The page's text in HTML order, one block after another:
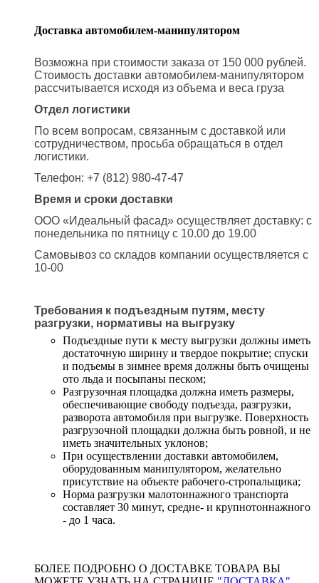
Доставка автомобилем-манипулятором
Возможна при стоимости заказа от 150 000 рублей.
Стоимость доставки автомобилем-манипулятором
рассчитывается исходя из объема и веса груза
Отдел логистики
По всем вопросам, связанным с доставкой или
сотрудничеством, просьба обращаться в отдел
логистики.
Телефон: +7 (812) 980-47-47
Время и сроки доставки
ООО «Идеальный фасад» осуществляет доставку: с
понедельника по пятницу с 10.00 до 19.00
Самовывоз со складов компании осуществляется с
10-00
Требования к подъездным путям, месту
разгрузки, нормативы на выгрузку
Подъездные пути к месту выгрузки должны иметь
достаточную ширину и твердое покрытие; спуски
и подъемы в зимнее время должны быть очищены
ото льда и посыпаны песком;
Разгрузочная площадка должна иметь размеры,
обеспечивающие свободу подъезда, разгрузки,
разворота автомобиля при выгрузке. Поверхность
разгрузочной площадки должна быть ровной, и не
иметь значительных уклонов;
При осуществлении доставки автомобилем,
оборудованным манипулятором, желательно
присутствие на объекте рабочего-стропальщика;
Норма разгрузки малотоннажного транспорта
составляет 30 минут, средне- и крупнотоннажного
- до 1 часа.
БОЛЕЕ ПОДРОБНО О ДОСТАВКЕ ТОВАРА ВЫ